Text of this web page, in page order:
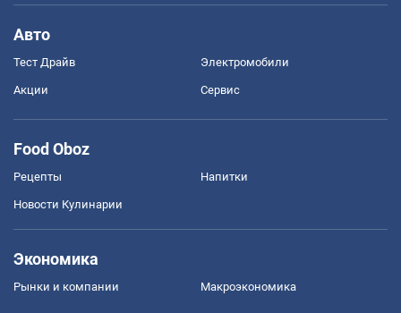
Авто
Тест Драйв Электромобили
Акции Сервис
Food Oboz
Рецепты Напитки
Новости Кулинарии
Экономика
Рынки и компании Mакроэкономика